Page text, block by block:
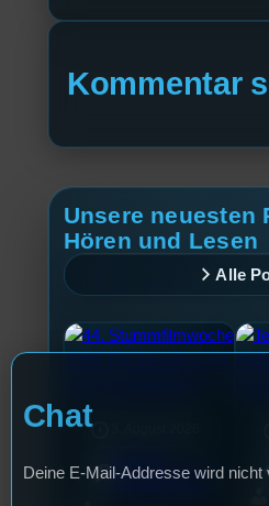
Kommentar
Unsere neuesten
Hören und Lesen
Alle
Interview, Kultur ,
Chat
Deine E-Mail-Addresse wird nicht